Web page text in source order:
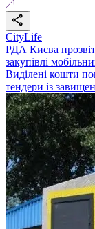
CityLife
РДА Києва
закупівлі
Виділені кошти
тендери із